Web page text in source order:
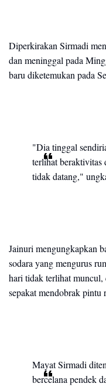
Diperkirakan Sirmadi
dan meninggal pada
baru diketemukan pada
"Dia tinggal
terlihat beraktivitas
tidak datang,"
Jainuri mengungkapkan
sodara yang mengurus
hari tidak terlihat muncul,
sepakat mendobrak pintu
Mayat Sirmadi
bercelana pendek